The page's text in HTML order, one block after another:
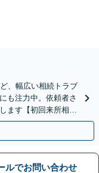
、幅広い相続トラブ
も注力中。依頼者さ
ます【初回来所相談
分】
ルでお問い合わせ